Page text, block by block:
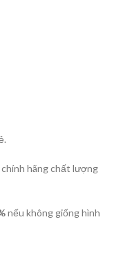
hãng chất lượng
nếu không giống hình